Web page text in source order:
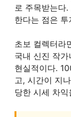
로 주목받는다
한다는 점은
초보 컬렉터라
국내 신진 작
현실적이다.
고, 시간이 지
당한 시세 차